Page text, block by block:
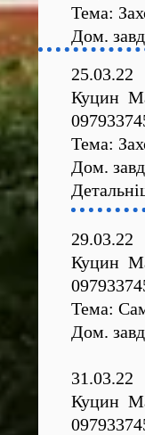
Тема:
Дом.
25.03.22
Куцин
Тема:
Дом.
29.03.22
Куцин
Тема:
Дом.
31.03.22
Куцин